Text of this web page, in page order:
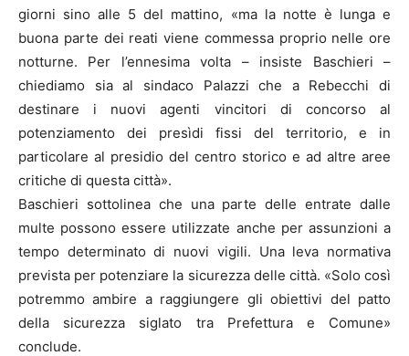
giorni sino alle 5 del mattino, «ma la notte è lunga e
buona parte dei reati viene commessa proprio nelle ore
notturne. Per l’ennesima volta – insiste Baschieri –
chiediamo sia al sindaco Palazzi che a Rebecchi di
destinare i nuovi agenti vincitori di concorso al
potenziamento dei presìdi fissi del territorio, e in
particolare al presidio del centro storico e ad altre aree
critiche di questa città».
Baschieri sottolinea che una parte delle entrate dalle
multe possono essere utilizzate anche per assunzioni a
tempo determinato di nuovi vigili. Una leva normativa
prevista per potenziare la sicurezza delle città. «Solo così
potremmo ambire a raggiungere gli obiettivi del patto
della sicurezza siglato tra Prefettura e Comune»
conclude.